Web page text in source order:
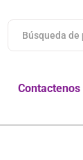
Contactenos